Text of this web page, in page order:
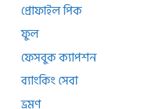
প্রোফাইল পিক
ফুল
ফেসবুক ক্যাপশন
ব্যাংকিং সেবা
ভ্রমণ